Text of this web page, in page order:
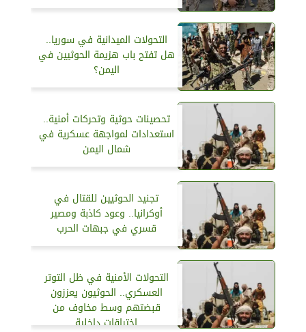
التحولات الميدانية في سوريا..
هل تفتح باب هزيمة الحوثيين في
اليمن؟
تحصينات حوثية وتحركات أمنية..
استعدادات لمواجهة عسكرية في
شمال اليمن
تجنيد الحوثيين للقتال في
أوكرانيا.. وعود كاذبة ومصير
قسري في جبهات الحرب
التحولات الأمنية في ظل التوتر
العسكري.. الحوثيون يعززون
قبضتهم وسط مخاوف من
اختراقات داخلية